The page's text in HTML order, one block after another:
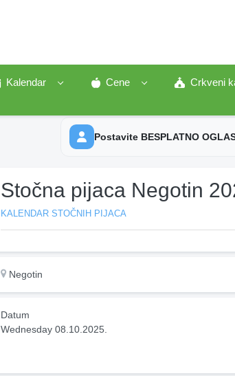
Kalendar Cene Crkveni
Postavite BESPLATNO
Stočna pijaca Negotin
KALENDAR STOČNIH PIJACA
Negotin
Datum
Wednesday 08.10.2025.